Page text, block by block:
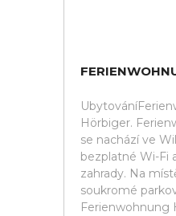
Hörbiger.
se nachází ve
bezplatné Wi-Fi
zahrady. Na
soukromé
Ferienwohnung